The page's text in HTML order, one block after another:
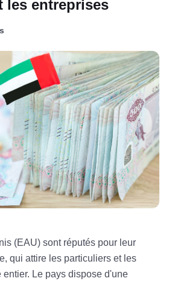
les entreprises
(EAU) sont réputés pour leur
qui attire les particuliers et les
Le pays dispose d'une